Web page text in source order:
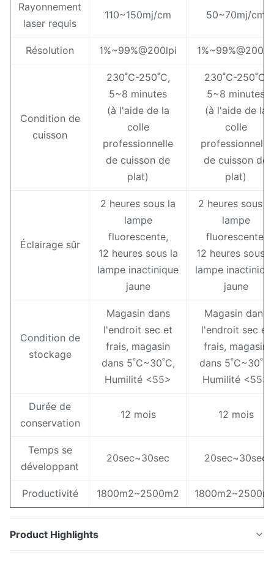
Rayonnement
laser requis
110~150mj/cm 50~70mj/cm
Résolution 1%~99%@200lpi 1%~99%@200lpi
Condition de
cuisson
230˚C-250˚C,
5~8 minutes
(à l'aide de la
colle
professionnelle
de cuisson de
plat)
230˚C-250˚C,
5~8 minutes
(à l'aide de la
colle
professionnelle
de cuisson de
plat)
Éclairage sûr
2 heures sous la
lampe
fluorescente,
12 heures sous la
lampe inactinique
jaune
2 heures sous la
lampe
fluorescente,
12 heures sous
lampe
jaune
Condition de
stockage
Magasin dans
l'endroit sec et
frais, magasin
dans 5˚C~30˚C,
Humilité <55>
Magasin dans
l'endroit sec et
frais, magasin
dans 5˚C~30˚C,
Humilité <55>
Durée de
conservation
12 mois 12 mois
Temps se
développant
20sec~30sec 20sec~30sec
Productivité 1800m2~2500m2
Product Highlights